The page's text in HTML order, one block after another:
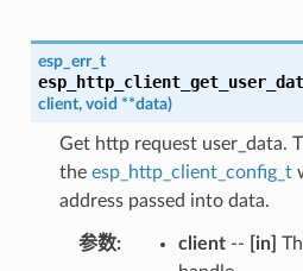
esp_err_t
client, void **data)
Get http request user_data.
the esp_http_client_config_t
address passed into data.
参数 client-- [in]